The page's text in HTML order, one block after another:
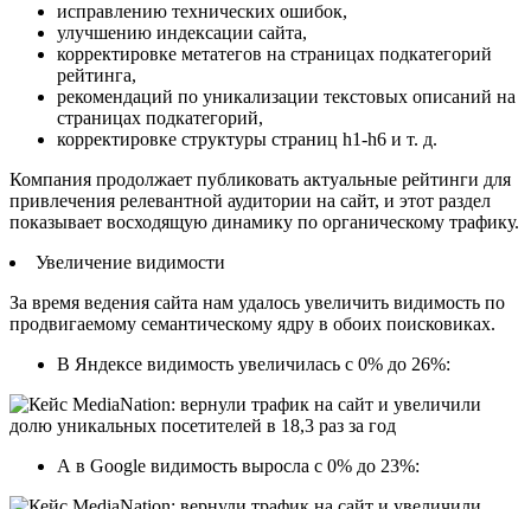
исправлению технических ошибок,
улучшению индексации сайта,
корректировке метатегов на страницах подкатегорий
рейтинга,
рекомендаций по уникализации текстовых описаний на
страницах подкатегорий,
корректировке структуры страниц h1-h6 и т. д.
Компания продолжает публиковать актуальные рейтинги для
привлечения релевантной аудитории на сайт, и этот раздел
показывает восходящую динамику по органическому трафику.
Увеличение видимости
За время ведения сайта нам удалось увеличить видимость по
продвигаемому семантическому ядру в обоих поисковиках.
В Яндексе видимость увеличилась с 0% до 26%:
А в Google видимость выросла с 0% до 23%: